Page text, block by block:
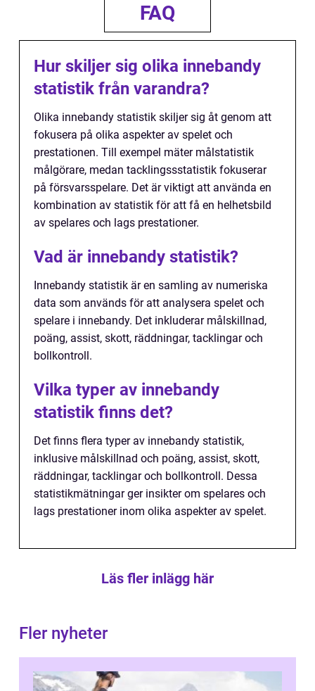
FAQ
Hur skiljer sig olika innebandy
statistik från varandra?
Olika innebandy statistik skiljer sig åt genom att
fokusera på olika aspekter av spelet och
prestationen. Till exempel mäter målstatistik
målgörare, medan tacklingssstatistik fokuserar
på försvarsspelare. Det är viktigt att använda en
kombination av statistik för att få en helhetsbild
av spelares och lags prestationer.
Vad är innebandy statistik?
Innebandy statistik är en samling av numeriska
data som används för att analysera spelet och
spelare i innebandy. Det inkluderar målskillnad,
poäng, assist, skott, räddningar, tacklingar och
bollkontroll.
Vilka typer av innebandy
statistik finns det?
Det finns flera typer av innebandy statistik,
inklusive målskillnad och poäng, assist, skott,
räddningar, tacklingar och bollkontroll. Dessa
statistikmätningar ger insikter om spelares och
lags prestationer inom olika aspekter av spelet.
Läs fler inlägg här
Fler nyheter